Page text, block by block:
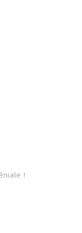
!